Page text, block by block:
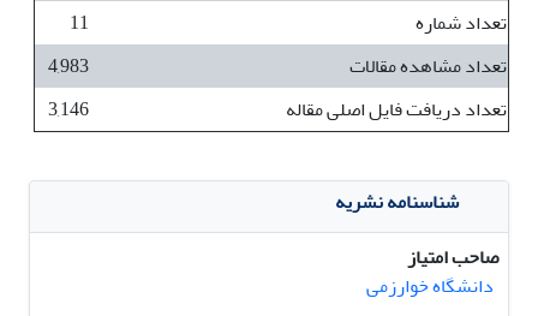
تعداد شماره
11
تعداد مشاهده مقالات
4,983
تعداد دریافت فایل اصلی مقاله
3,146
شناسنامه نشریه
صاحب امتیاز
دانشگاه خوارزمی